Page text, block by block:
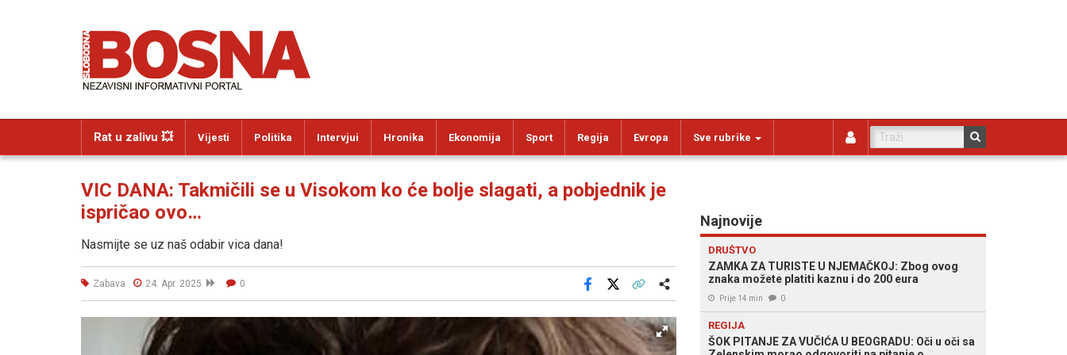
Rat u zalivu 💥 Vijesti Politika Intervjui Hronika Ekonomija Sport Regija Evropa Sve rubrike
VIC DANA: Takmičili se u Visokom ko će bolje slagati, a pobjednik je
ispričao ovo…
Nasmijte se uz naš odabir vica dana!
Zabava 24. Apr. 2025 0
Facebook
Najnovije
DRUŠTVO
ZAMKA ZA TURISTE U NJEMAČKOJ: Zbog ovog
znaka možete platiti kaznu i do 200 eura
Prije 14 min 0
REGIJA
ŠOK PITANJE ZA VUČIĆA U BEOGRADU: Oči u oči sa